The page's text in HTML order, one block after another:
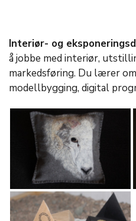
Interiør- og
å jobbe med interiør,
markedsføring. Du lærer
modellbygging, digital